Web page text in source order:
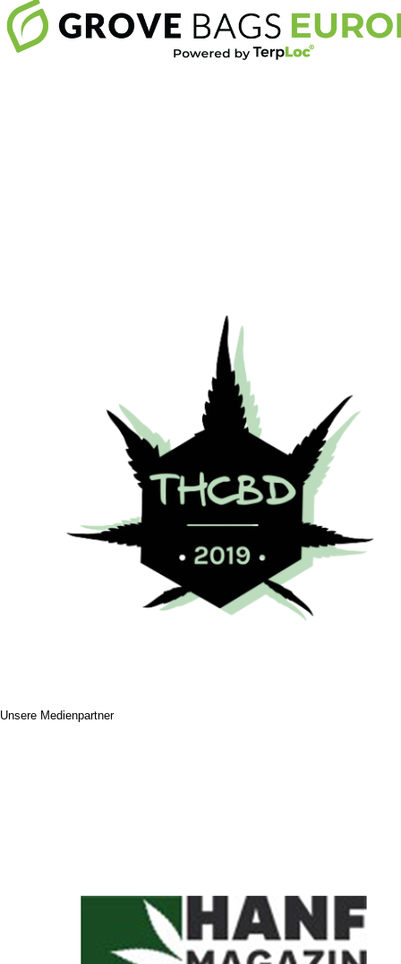
Unsere Medienpartner